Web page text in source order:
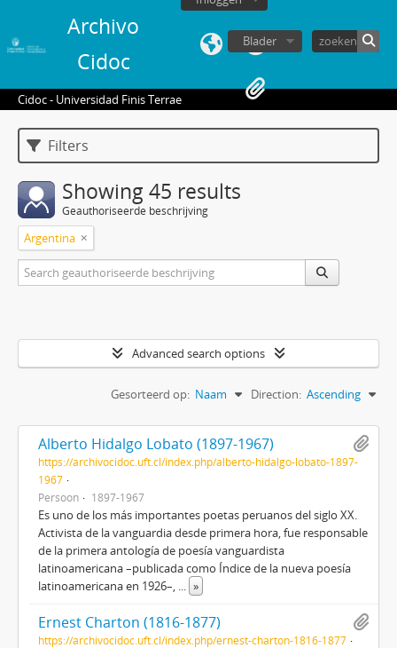
Archivo
Cidoc
Blader
Cidoc - Universidad Finis Terrae
Filters
Showing 45 results
Geauthoriseerde beschrijving
Argentina
Advanced search options
Gesorteerd op: Naam Direction: Ascending
Alberto Hidalgo Lobato (1897-1967)
https://archivocidoc.uft.cl/index.php/alberto-hidalgo-lobato-1897-
1967
Persoon
1897-1967
Es uno de los más importantes poetas peruanos del siglo XX.
Activista de la vanguardia desde primera hora, fue responsable
de la primera antología de poesía vanguardista
latinoamericana –publicada como Índice de la nueva poesía
latinoamericana en 1926–, ... »
Ernest Charton (1816-1877)
https://archivocidoc.uft.cl/index.php/ernest-charton-1816-1877